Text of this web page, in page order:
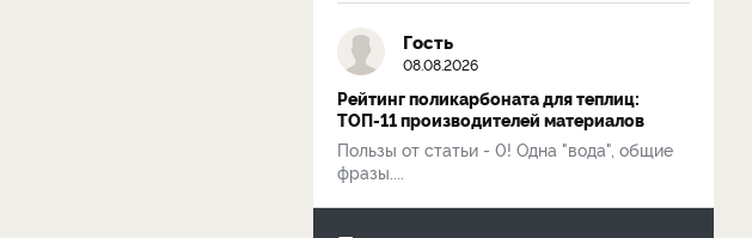
Гость
08.08.2026
Рейтинг поликарбоната для теплиц:
ТОП-11 производителей материалов
Пользы от статьи - 0! Одна "вода", общие
фразы....